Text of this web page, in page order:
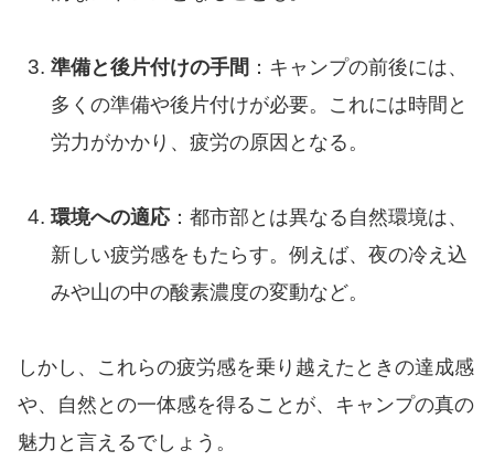
準備と後片付けの手間 ：キャンプの前後には、
多くの準備や後片付けが必要。これには時間と
労力がかかり、疲労の原因となる。
環境への適応：都市部とは異なる自然環境は、
新しい疲労感をもたらす。例えば、夜の冷え込
みや山の中の酸素濃度の変動など。
しかし、これらの疲労感を乗り越えたときの達成感
や、自然との一体感を得ることが、キャンプの真の
魅力と言えるでしょう。